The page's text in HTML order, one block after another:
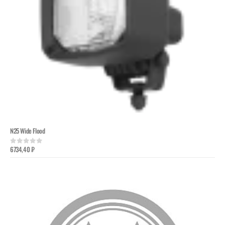
N25 Wide Flood
0out of 5
6734,40₽